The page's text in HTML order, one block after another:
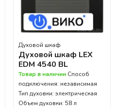
Духовой шкаф
Духовой шкаф LEX
EDM 4540 BL
Товар в наличии Способ
подключения: независимая
Тип духовки: электрическая
Объем духовки: 58 л